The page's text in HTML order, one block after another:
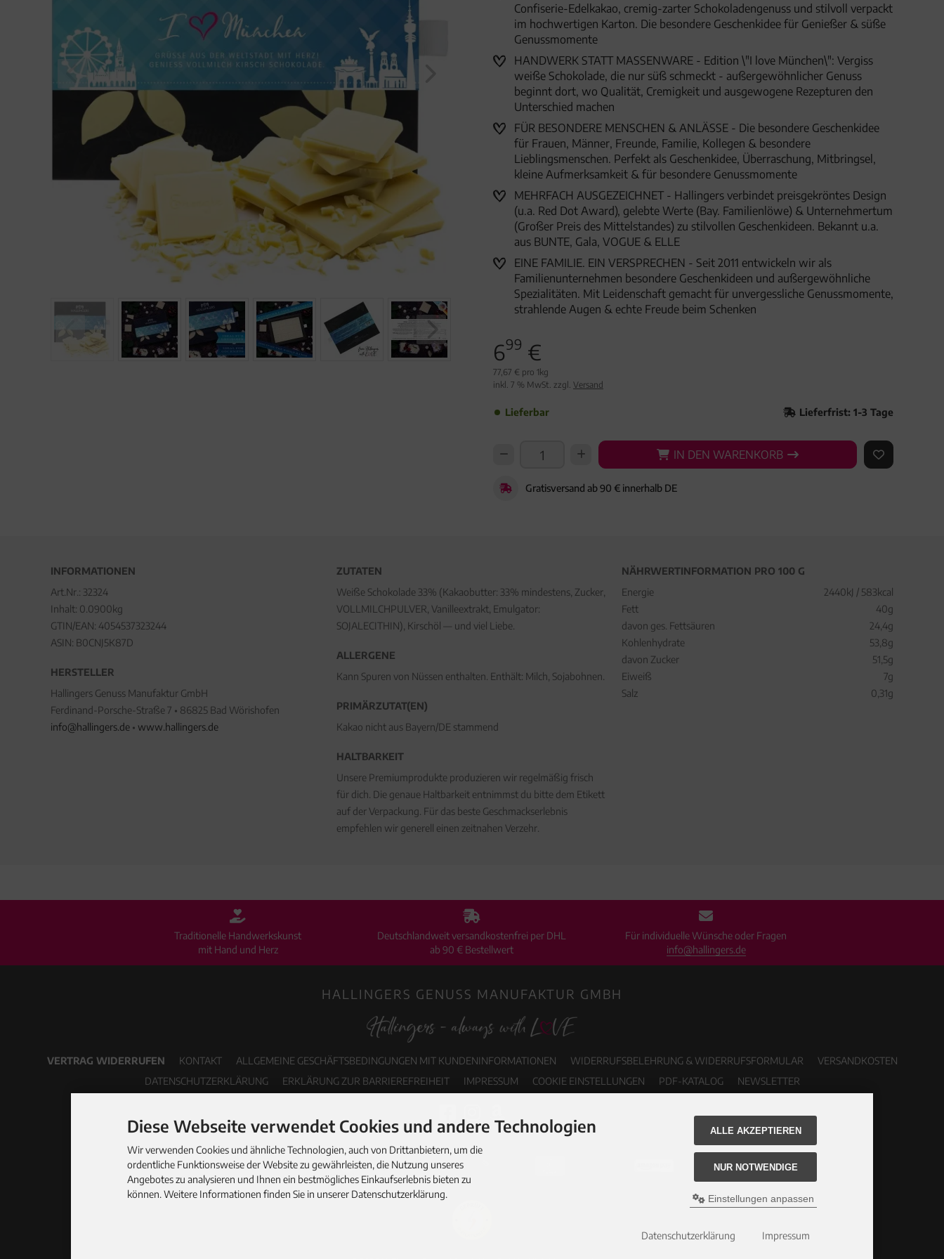
Confiserie-Edelkakao, cremig-zarter Schokoladengenuss und stilvoll verpackt
im hochwertigen Karton. Die besondere Geschenkidee für Genießer & süße
Genussmomente
HANDWERK STATT MASSENWARE - Edition \"I love München\": Vergiss
weiße Schokolade, die nur süß schmeckt - außergewöhnlicher Genuss
beginnt dort, wo Qualität, Cremigkeit und ausgewogene Rezepturen den
Unterschied machen
FÜR BESONDERE MENSCHEN & ANLÄSSE - Die besondere Geschenkidee
für Frauen, Männer, Freunde, Familie, Kollegen & besondere
Lieblingsmenschen. Perfekt als Geschenkidee, Überraschung, Mitbringsel,
kleine Aufmerksamkeit & für besondere Genussmomente
MEHRFACH AUSGEZEICHNET - Hallingers verbindet preisgekröntes Design
(u.a. Red Dot Award), gelebte Werte (Bay. Familienlöwe) & Unternehmertum
(Großer Preis des Mittelstandes) zu stilvollen Geschenkideen. Bekannt u.a.
aus BUNTE, Gala, VOGUE & ELLE
EINE FAMILIE. EIN VERSPRECHEN - Seit 2011 entwickeln wir als
Familienunternehmen besondere Geschenkideen und außergewöhnliche
Spezialitäten. Mit Leidenschaft gemacht für unvergessliche Genussmomente,
strahlende Augen & echte Freude beim Schenken
699 €
77,67 € pro 1kg
inkl. 7 % MwSt. zzgl. Versand
Lieferbar Lieferfrist: 1-3 Tage
IN DEN WARENKORB
IN DEN WARENKORB AUF DEN
Gratisversand ab 90 € innerhalb DE
INFORMATIONEN
Art.Nr.: 32324
Inhalt: 0.0900kg
GTIN/EAN: 4054537323244
ASIN: B0CNJ5K87D
HERSTELLER
Hallingers Genuss Manufaktur GmbH
Ferdinand-Porsche-Straße 7 • 86825 Bad Wörishofen
info@hallingers.de • www.hallingers.de
ZUTATEN
Weiße Schokolade 33% (Kakaobutter: 33% mindestens, Zucker,
VOLLMILCHPULVER, Vanilleextrakt, Emulgator:
SOJALECITHIN), Kirschöl — und viel Liebe.
ALLERGENE
Kann Spuren von Nüssen enthalten. Enthält: Milch, Sojabohnen.
PRIMÄRZUTAT(EN)
Kakao nicht aus Bayern/DE stammend
HALTBARKEIT
Unsere Premiumprodukte produzieren wir regelmäßig frisch
für dich. Die genaue Haltbarkeit entnimmst du bitte dem Etikett
auf der Verpackung. Für das beste Geschmackserlebnis
empfehlen wir generell einen zeitnahen Verzehr.
NÄHRWERTINFORMATION PRO 100 G
Energie
2440kJ / 583kcal
Fett
40g
davon ges. Fettsäuren
24,4g
Kohlenhydrate
53,8g
davon Zucker
51,5g
Eiweiß
7g
Salz
0,31g
Traditionelle Handwerkskunst
mit Hand und Herz
Deutschlandweit versandkostenfrei per DHL
ab 90 € Bestellwert
Für individuelle Wünsche oder Fragen
info@hallingers.de
HALLINGERS GENUSS MANUFAKTUR GMBH
VERTRAG WIDERRUFEN KONTAKT ALLGEMEINE GESCHÄFTSBEDINGUNGEN MIT KUNDENINFORMATIONEN WIDERRUFSBELEHRUNG & WIDERRUFSFORMULAR
VERSANDKOSTEN
DATENSCHUTZERKLÄRUNG
ERKLÄRUNG ZUR BARRIEREFREIHEIT IMPRESSUM COOKIE EINSTELLUNGEN PDF-KATALOG NEWSLETTER
Diese Webseite verwendet Cookies und andere Technologien
Wir verwenden Cookies und ähnliche Technologien, auch von Drittanbietern, um die
ordentliche Funktionsweise der Website zu gewährleisten, die Nutzung unseres
Angebotes zu analysieren und Ihnen ein bestmögliches Einkaufserlebnis bieten zu
können. Weitere Informationen finden Sie in unserer Datenschutzerklärung.
ALLE AKZEPTIEREN
NUR NOTWENDIGE
Einstellungen anpassen
Datenschutzerklärung Impressum